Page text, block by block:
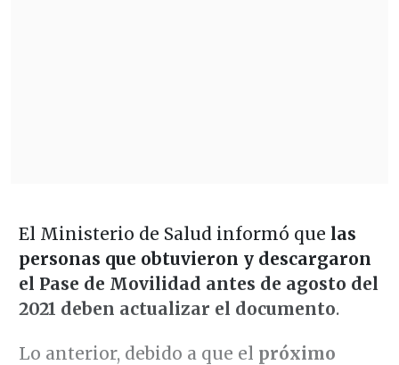
El Ministerio de Salud informó que las
personas que obtuvieron y descargaron
el Pase de Movilidad antes de agosto del
2021 deben actualizar el documento.
Lo anterior, debido a que el próximo